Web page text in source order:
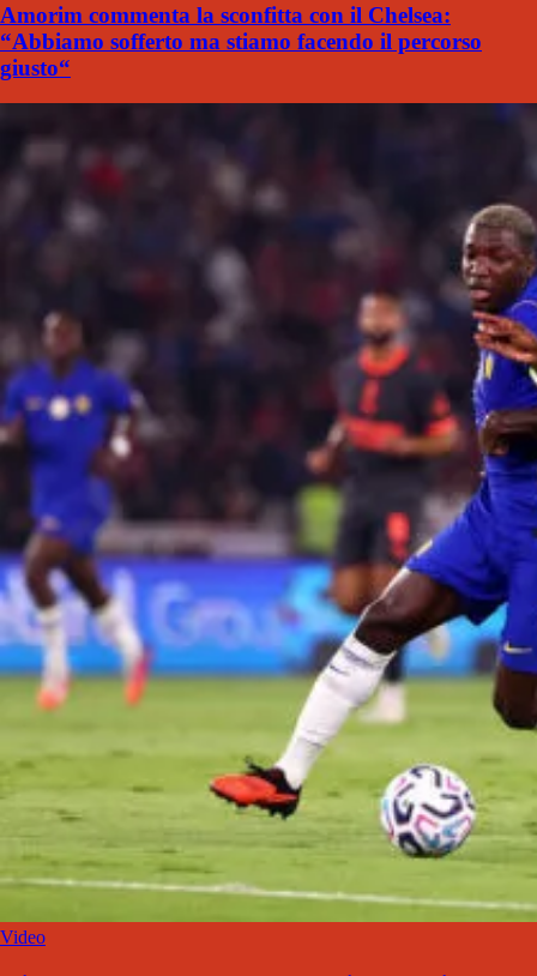
Amorim commenta la sconfitta con il Chelsea:
“Abbiamo sofferto ma stiamo facendo il percorso
giusto“
Video